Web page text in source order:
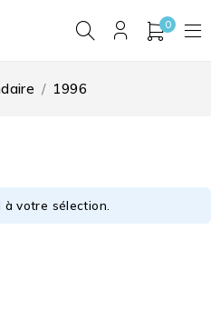
0
/ 1996
votre sélection.